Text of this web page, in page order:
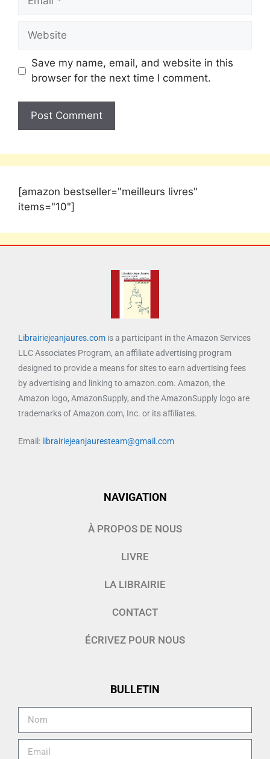
Save my name, email, and website in this
browser for the next time I comment.
[amazon bestseller="meilleurs livres"
items="10"]
Librairiejeanjaures.com is a participant in the Amazon Services
LLC Associates Program, an affiliate advertising program
designed to provide a means for sites to earn advertising fees
by advertising and linking to amazon.com. Amazon, the
Amazon logo, AmazonSupply, and the AmazonSupply logo are
trademarks of Amazon.com, Inc. or its affiliates.
Email: librairiejeanjauresteam@gmail.com
NAVIGATION
À PROPOS DE NOUS
LIVRE
LA LIBRAIRIE
CONTACT
ÉCRIVEZ POUR NOUS
BULLETIN